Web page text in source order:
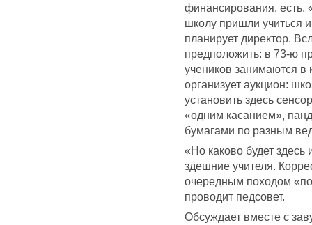
финансирования, есть.
школу пришли учиться
планирует директор.
предположить: в 73-ю
учеников занимаются в
организует аукцион:
установить здесь
«одним касанием»,
бумагами по разным
«Но каково будет
здешние учителя.
очередным походом
проводит педсовет.
Обсуждает вместе с